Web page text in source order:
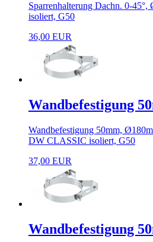
Sparrenhalterung Dachn. 0-
isoliert, G50
36,00 EUR
Wandbefestigung
Wandbefestigung 50mm,
DW CLASSIC isoliert, G50
37,00 EUR
Wandbefestigung